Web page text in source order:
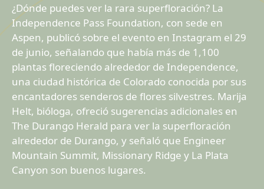
¿Dónde puedes ver la rara superfloración? La
Independence Pass Foundation, con sede en
Aspen, publicó sobre el evento en Instagram el 29
de junio, señalando que había más de 1,100
plantas floreciendo alrededor de Independence,
una ciudad histórica de Colorado conocida por sus
encantadores senderos de flores silvestres. Marija
Helt, bióloga, ofreció sugerencias adicionales en
The Durango Herald para ver la superfloración
alrededor de Durango, y señaló que Engineer
Mountain Summit, Missionary Ridge y La Plata
Canyon son buenos lugares.